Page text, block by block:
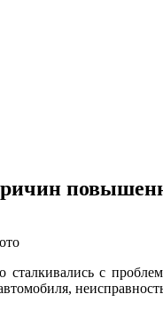
сталкивались с